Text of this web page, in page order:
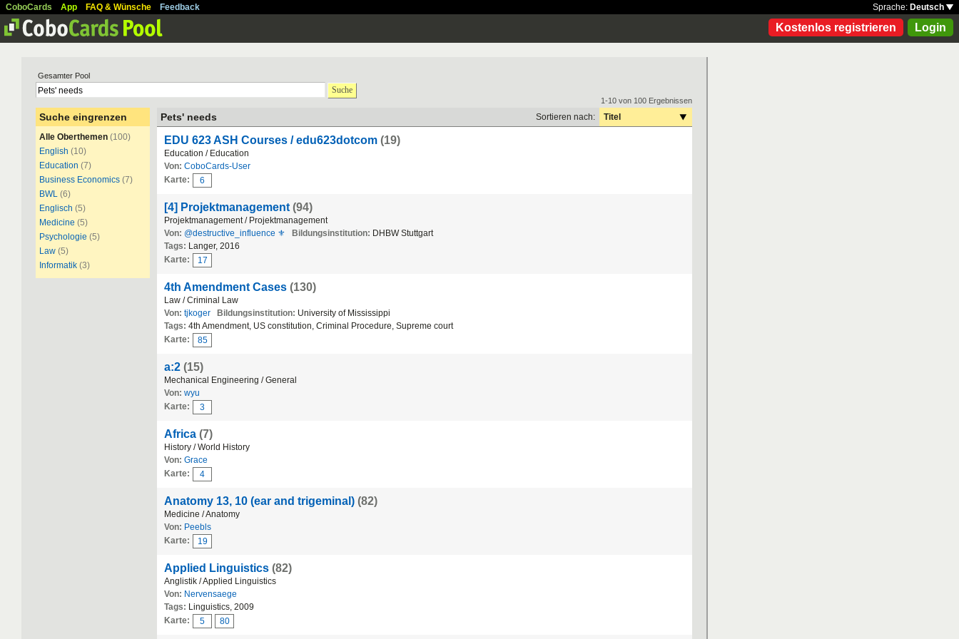
CoboCards App FAQ & Wünsche Feedback Sprache: Deutsch
Kostenlos registrieren Login
Gesamter Pool
Suche
Suche eingrenzen
Alle Oberthemen (100)
English (10)
Education (7)
Business Economics (7)
BWL (6)
Englisch (5)
Medicine (5)
Psychologie (5)
Law (5)
Informatik (3)
1-10 von 100 Ergebnissen
Pets' needs Sortieren nach: Titel
EDU 623 ASH Courses / edu623dotcom (19)
Education / Education
Von: CoboCards-User
Karte:
6
[4] Projektmanagement (94)
Projektmanagement / Projektmanagement
Von: @destructive_influence ⚜ Bildungsinstitution: DHBW Stuttgart
Tags: Langer, 2016
Karte:
17
4th Amendment Cases (130)
Law / Criminal Law
Von: tjkoger Bildungsinstitution: University of Mississippi
Tags: 4th Amendment, US constitution, Criminal Procedure, Supreme court
Karte:
85
a:2 (15)
Mechanical Engineering / General
Von: wyu
Karte:
3
Africa (7)
History / World History
Von: Grace
Karte:
4
Anatomy 13, 10 (ear and trigeminal) (82)
Medicine / Anatomy
Von: Peebls
Karte:
19
Applied Linguistics (82)
Anglistik / Applied Linguistics
Von: Nervensaege
Tags: Linguistics, 2009
Karte:
5 80